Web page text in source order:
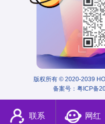
版权所有 © 2020-2039
备案号： 粤ICP备
联系 网红